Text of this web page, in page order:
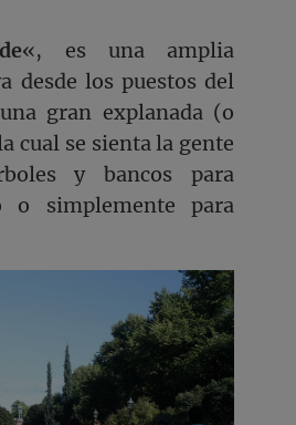
«, es una amplia
desde los puestos del
gran explanada (o
cual se sienta la gente
y bancos para
o simplemente para